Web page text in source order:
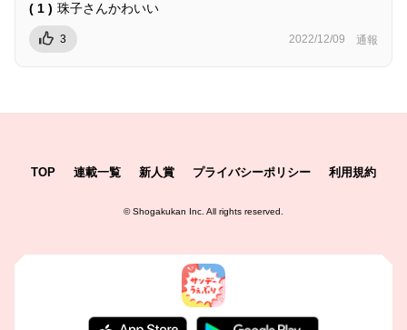
( 1 ) 珠子さんかわいい
3 2022/12/09 通報
TOP 連載一覧 新人賞 プライバシーポリシー 利用規約
©Shogakukan Inc. All rights reserved.